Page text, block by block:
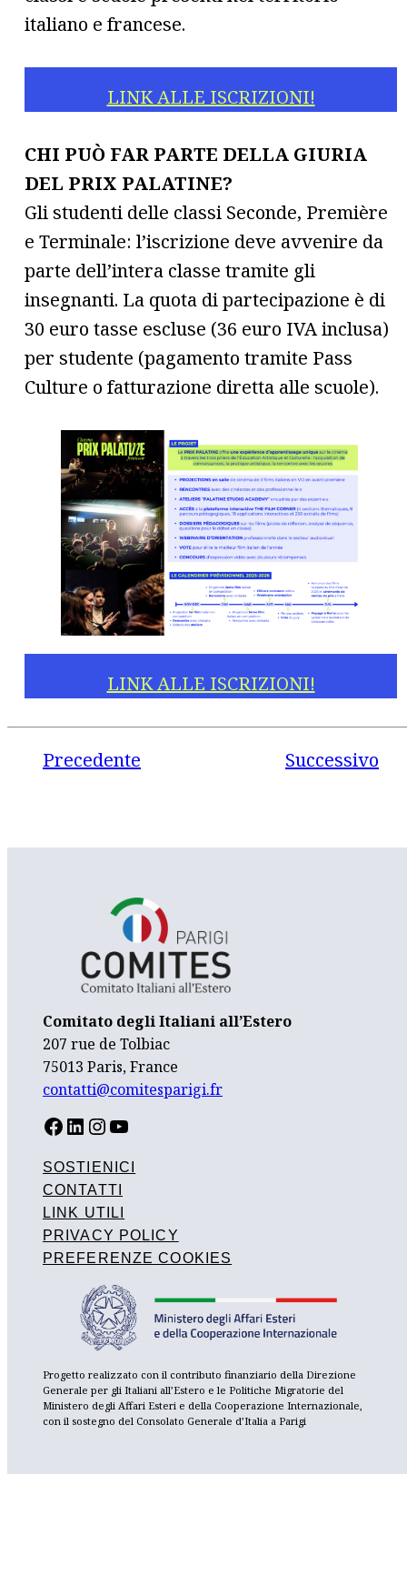
italiano e francese.
LINK ALLE ISCRIZIONI!
CHI PUÒ FAR PARTE DELLA GIURIA
DEL PRIX PALATINE?
Gli studenti delle classi Seconde, Première
e Terminale: l’iscrizione deve avvenire da
parte dell’intera classe tramite gli
insegnanti. La quota di partecipazione è di
30 euro tasse escluse (36 euro IVA inclusa)
per studente (pagamento tramite Pass
Culture o fatturazione diretta alle scuole).
LINK ALLE ISCRIZIONI!
Precedente Successivo
Comitato degli Italiani all’Estero
207 rue de Tolbiac
75013 Paris, France
contatti@comitesparigi.fr
FACEBOOK LINKEDIN INSTAGRAM YOUTUBE
SOSTIENICI
CONTATTI
LINK UTILI
PRIVACY POLICY
PREFERENZE COOKIES
Progetto realizzato con il contributo finanziario della Direzione
Generale per gli Italiani all’Estero e le Politiche Migratorie del
Ministero degli Affari Esteri e della Cooperazione Internazionale,
con il sostegno del Consolato Generale d’Italia a Parigi